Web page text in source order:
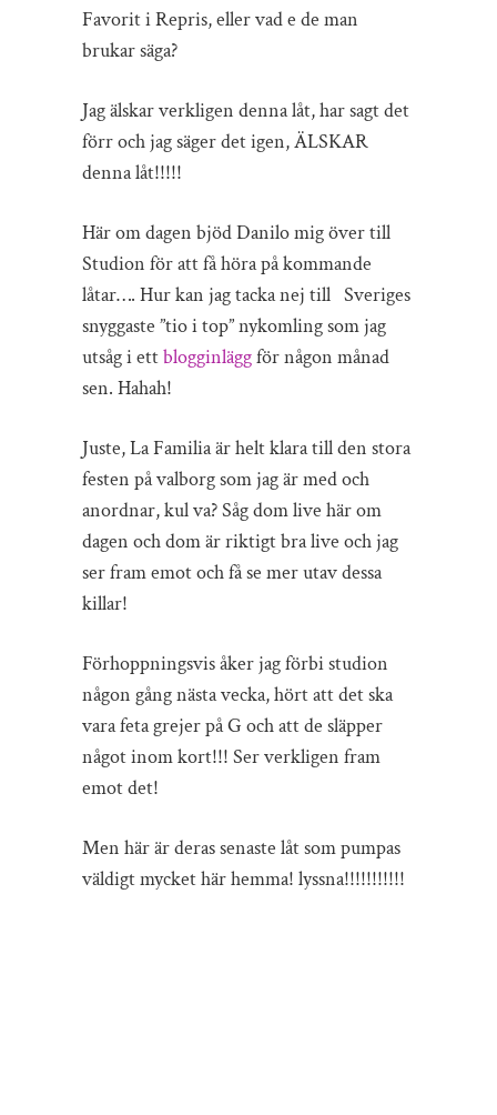
Favorit i Repris, eller vad e de man
brukar säga?
Jag älskar verkligen denna låt, har sagt det
förr och jag säger det igen, ÄLSKAR
denna låt!!!!!
Här om dagen bjöd Danilo mig över till
Studion för att få höra på kommande
låtar…. Hur kan jag tacka nej till Sveriges
snyggaste ”tio i top” nykomling som jag
utsåg i ettblogginläggför någon månad
sen. Hahah!
Juste, La Familia är helt klara till den stora
festen på valborg som jag är med och
anordnar, kul va? Såg dom live här om
dagen och dom är riktigt bra live och jag
ser fram emot och få se mer utav dessa
killar!
Förhoppningsvis åker jag förbi studion
någon gång nästa vecka, hört att det ska
vara feta grejer på G och att de släpper
något inom kort!!! Ser verkligen fram
emot det!
Men här är deras senaste låt som pumpas
väldigt mycket här hemma! lyssna!!!!!!!!!!!